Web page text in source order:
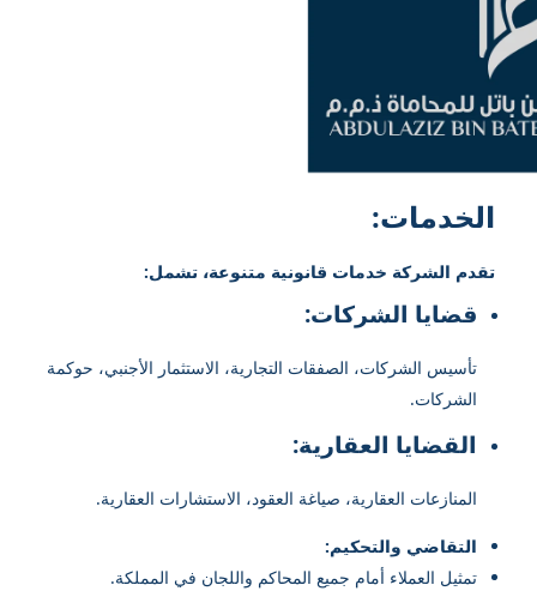
الخدمات:
تقدم الشركة خدمات قانونية متنوعة، تشمل:
قضايا الشركات:
تأسيس الشركات، الصفقات التجارية، الاستثمار الأجنبي، حوكمة
الشركات.
القضايا العقارية:
المنازعات العقارية، صياغة العقود، الاستشارات العقارية.
التقاضي والتحكيم:
تمثيل العملاء أمام جميع المحاكم واللجان في المملكة.